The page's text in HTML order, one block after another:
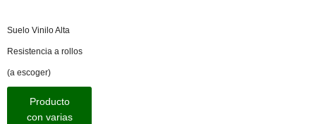
Suelo Vinilo Alta
Resistencia a rollos
(a escoger)
Producto
con varias